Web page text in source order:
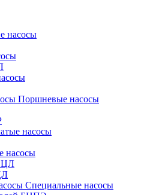
насосы
Поршневые насосы
насосы
насосы
Специальные насосы